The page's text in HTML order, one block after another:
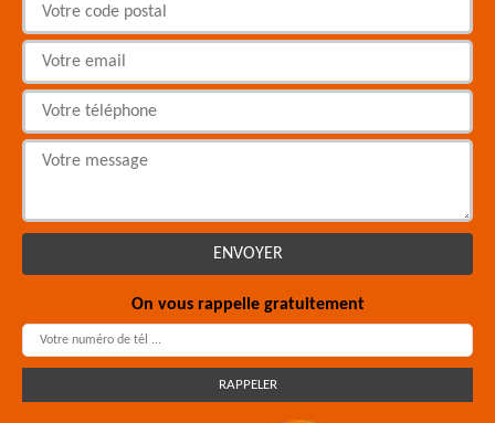
On vous rappelle gratuitement